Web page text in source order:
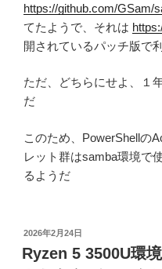
https://github.com/GSam/
てたようで、それは
開されているパッチ版で
ただ、どちらにせよ、１
だ
このため、PowerShellの
レット群はsamba環境で
るようだ
投
稿
日:
2026年2月24日
Ryzen 5 3500U環